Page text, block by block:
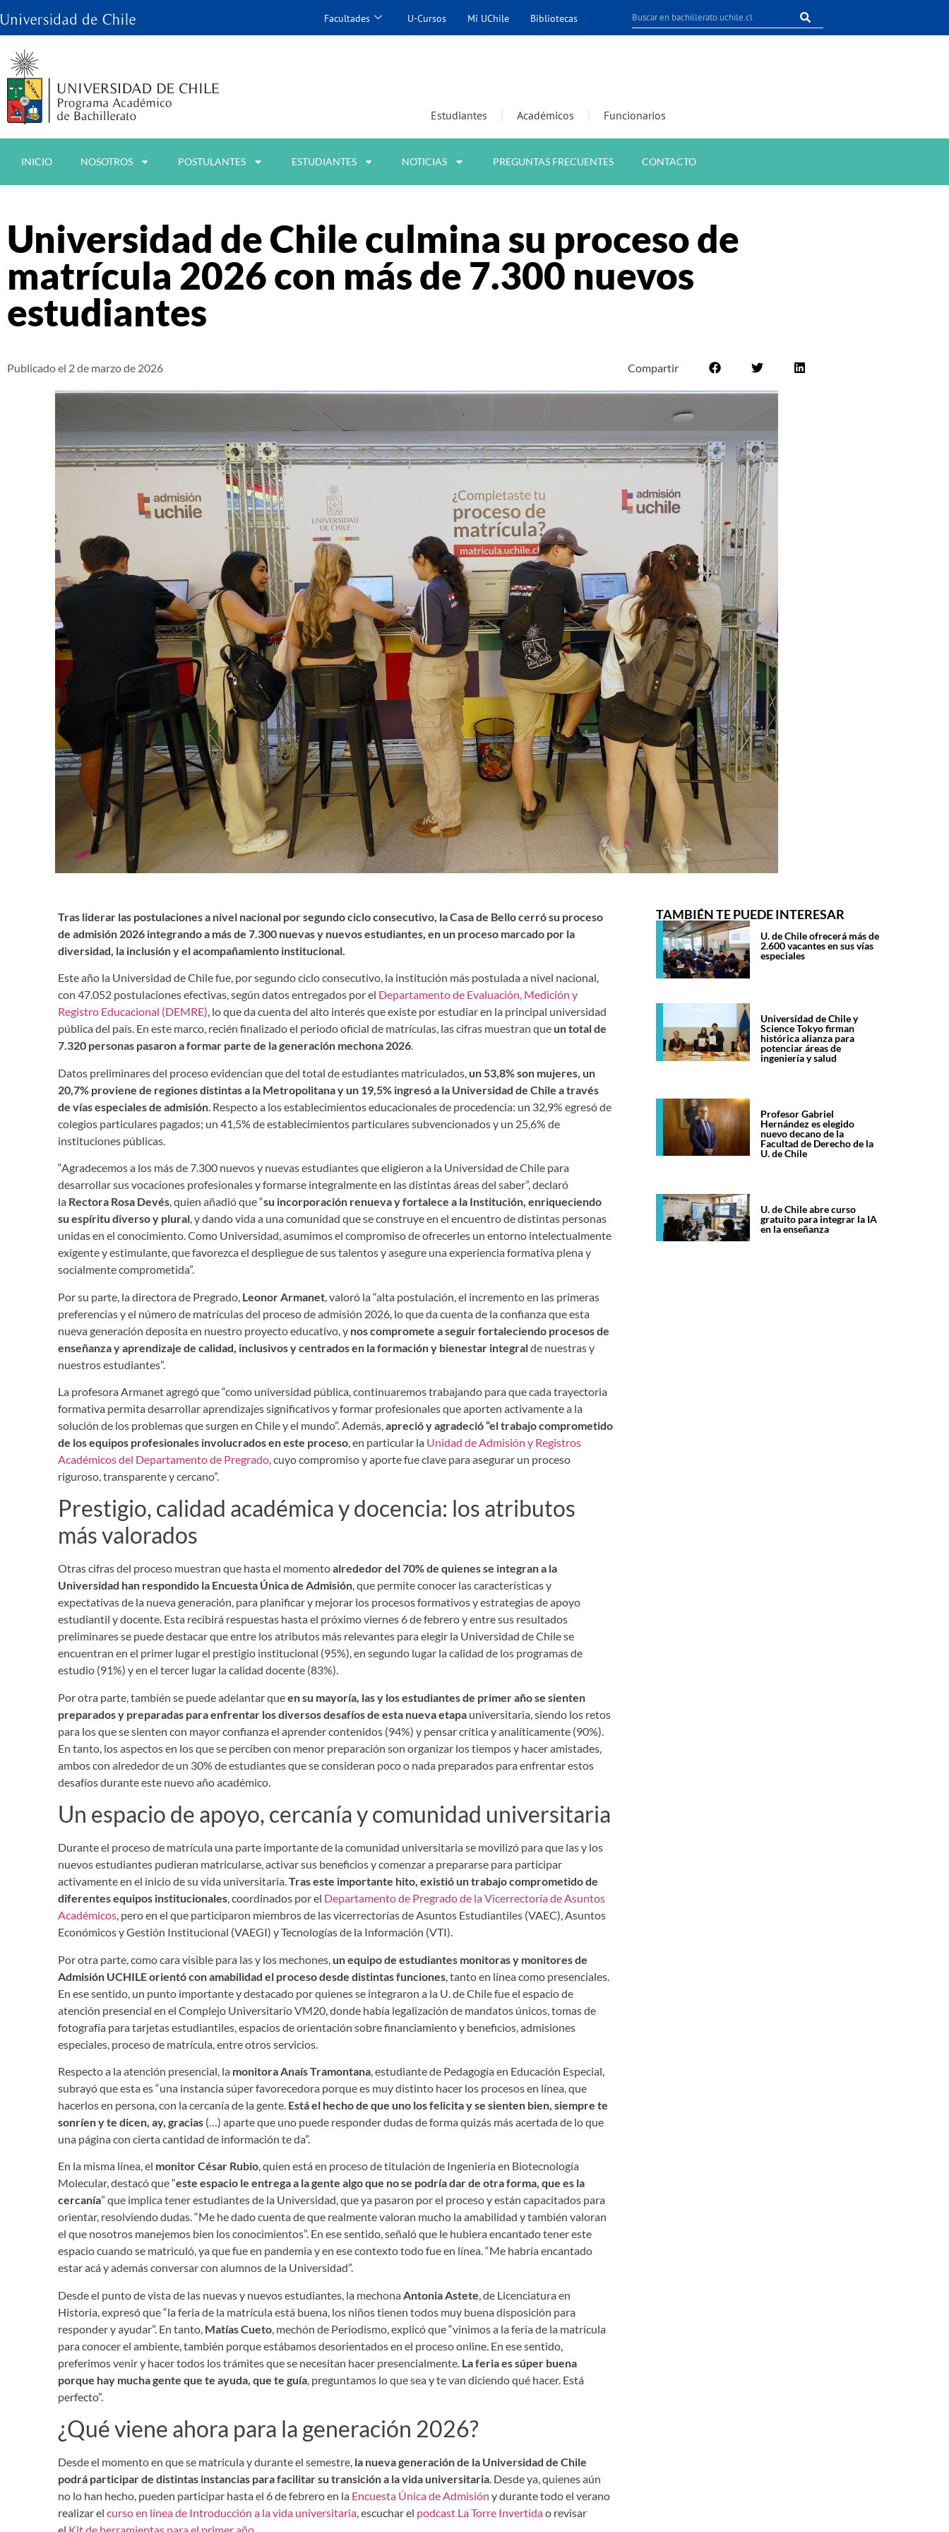
Facultades U-Cursos Mi UChile Bibliotecas
Estudiantes Académicos Funcionarios
INICIO NOSOTROS POSTULANTES ESTUDIANTES NOTICIAS PREGUNTAS FRECUENTES CONTACTO
Universidad de Chile culmina su proceso de
matrícula 2026 con más de 7.300 nuevos
estudiantes
Publicado el 2 de marzo de 2026 Compartir
Tras liderar las postulaciones a nivel nacional por segundo ciclo consecutivo, la Casa de Bello cerró su proceso
de admisión 2026 integrando a más de 7.300 nuevas y nuevos estudiantes, en un proceso marcado por la
diversidad, la inclusión y el acompañamiento institucional.
Este año la Universidad de Chile fue, por segundo ciclo consecutivo, la institución más postulada a nivel nacional,
con 47.052 postulaciones efectivas, según datos entregados por el Departamento de Evaluación, Medición y
Registro Educacional (DEMRE), lo que da cuenta del alto interés que existe por estudiar en la principal universidad
pública del país. En este marco, recién finalizado el periodo oficial de matrículas, las cifras muestran que un total de
7.320 personas pasaron a formar parte de la generación mechona 2026.
Datos preliminares del proceso evidencian que del total de estudiantes matriculados, un 53,8% son mujeres, un
20,7% proviene de regiones distintas a la Metropolitana y un 19,5% ingresó a la Universidad de Chile a través
de vías especiales de admisión. Respecto a los establecimientos educacionales de procedencia: un 32,9% egresó de
colegios particulares pagados; un 41,5% de establecimientos particulares subvencionados y un 25,6% de
instituciones públicas.
“Agradecemos a los más de 7.300 nuevos y nuevas estudiantes que eligieron a la Universidad de Chile para
desarrollar sus vocaciones profesionales y formarse integralmente en las distintas áreas del saber”, declaró
la Rectora Rosa Devés, quien añadió que “su incorporación renueva y fortalece a la Institución, enriqueciendo
su espíritu diverso y plural, y dando vida a una comunidad que se construye en el encuentro de distintas personas
unidas en el conocimiento. Como Universidad, asumimos el compromiso de ofrecerles un entorno intelectualmente
exigente y estimulante, que favorezca el despliegue de sus talentos y asegure una experiencia formativa plena y
socialmente comprometida”.
Por su parte, la directora de Pregrado, Leonor Armanet , valoró la “alta postulación, el incremento en las primeras
preferencias y el número de matrículas del proceso de admisión 2026, lo que da cuenta de la confianza que esta
nueva generación deposita en nuestro proyecto educativo, y nos compromete a seguir fortaleciendo procesos de
enseñanza y aprendizaje de calidad, inclusivos y centrados en la formación y bienestar integralde nuestras y
nuestros estudiantes”.
La profesora Armanet agregó que “como universidad pública, continuaremos trabajando para que cada trayectoria
formativa permita desarrollar aprendizajes significativos y formar profesionales que aporten activamente a la
solución de los problemas que surgen en Chile y el mundo”. Además,apreció y agradeció “el trabajo comprometido
de los equipos profesionales involucrados en este proceso, en particular la Unidad de Admisión y Registros
Académicos del Departamento de Pregrado, cuyo compromiso y aporte fue clave para asegurar un proceso
riguroso, transparente y cercano”.
Prestigio, calidad académica y docencia: los atributos
más valorados
Otras cifras del proceso muestran que hasta el momentoalrededor del 70% de quienes se integran a la
Universidad han respondido la Encuesta Única de Admisión, que permite conocer las características y
expectativas de la nueva generación, para planificar y mejorar los procesos formativos y estrategias de apoyo
estudiantil y docente. Esta recibirá respuestas hasta el próximo viernes 6 de febrero y entre sus resultados
preliminares se puede destacar que entre los atributos más relevantes para elegir la Universidad de Chile se
encuentran en el primer lugar el prestigio institucional (95%), en segundo lugar la calidad de los programas de
estudio (91%) y en el tercer lugar la calidad docente (83%).
Por otra parte, también se puede adelantar queen su mayoría, las y los estudiantes de primer año se sienten
preparados y preparadas para enfrentar los diversos desafíos de esta nueva etapa universitaria, siendo los retos
para los que se sienten con mayor confianza el aprender contenidos (94%) y pensar crítica y analíticamente (90%).
En tanto, los aspectos en los que se perciben con menor preparación son organizar los tiempos y hacer amistades,
ambos con alrededor de un 30% de estudiantes que se consideran poco o nada preparados para enfrentar estos
desafíos durante este nuevo año académico.
Un espacio de apoyo, cercanía y comunidad universitaria
Durante el proceso de matrícula una parte importante de la comunidad universitaria se movilizó para que las y los
nuevos estudiantes pudieran matricularse, activar sus beneficios y comenzar a prepararse para participar
activamente en el inicio de su vida universitaria.Tras este importante hito, existió un trabajo comprometido de
diferentes equipos institucionales, coordinados por el Departamento de Pregrado de la Vicerrectoría de Asuntos
Académicos, pero en el que participaron miembros de las vicerrectorías de Asuntos Estudiantiles (VAEC), Asuntos
Económicos y Gestión Institucional (VAEGI) y Tecnologías de la Información (VTI).
Por otra parte, como cara visible para las y los mechones, un equipo de estudiantes monitoras y monitores de
Admisión UCHILE orientó con amabilidad el proceso desde distintas funciones , tanto en línea como presenciales.
En ese sentido, un punto importante y destacado por quienes se integraron a la U. de Chile fue el espacio de
atención presencial en el Complejo Universitario VM20, donde había legalización de mandatos únicos, tomas de
fotografía para tarjetas estudiantiles, espacios de orientación sobre financiamiento y beneficios, admisiones
especiales, proceso de matrícula, entre otros servicios.
Respecto a la atención presencial, la monitora Anaís Tramontana, estudiante de Pedagogía en Educación Especial,
subrayó que esta es “una instancia súper favorecedora porque es muy distinto hacer los procesos en línea, que
hacerlos en persona, con la cercanía de la gente. Está el hecho de que uno los felicita y se sienten bien, siempre te
sonríen y te dicen, ay, gracias (…) aparte que uno puede responder dudas de forma quizás más acertada de lo que
una página con cierta cantidad de información te da”.
En la misma línea, el monitor César Rubio, quien está en proceso de titulación de Ingeniería en Biotecnología
Molecular, destacó que “este espacio le entrega a la gente algo que no se podría dar de otra forma, que es la
cercanía” que implica tener estudiantes de la Universidad, que ya pasaron por el proceso y están capacitados para
orientar, resolviendo dudas. “Me he dado cuenta de que realmente valoran mucho la amabilidad y también valoran
el que nosotros manejemos bien los conocimientos”. En ese sentido, señaló que le hubiera encantado tener este
espacio cuando se matriculó, ya que fue en pandemia y en ese contexto todo fue en línea. “Me habría encantado
estar acá y además conversar con alumnos de la Universidad”.
Desde el punto de vista de las nuevas y nuevos estudiantes, la mechona Antonia Astete , de Licenciatura en
Historia, expresó que “la feria de la matrícula está buena, los niños tienen todos muy buena disposición para
responder y ayudar”. En tanto, Matías Cueto , mechón de Periodismo, explicó que “vinimos a la feria de la matrícula
para conocer el ambiente, también porque estábamos desorientados en el proceso online. En ese sentido,
preferimos venir y hacer todos los trámites que se necesitan hacer presencialmente. La feria es súper buena
porque hay mucha gente que te ayuda, que te guía , preguntamos lo que sea y te van diciendo qué hacer. Está
perfecto”.
¿Qué viene ahora para la generación 2026?
Desde el momento en que se matricula y durante el semestre, la nueva generación de la Universidad de Chile
podrá participar de distintas instancias para facilitar su transición a la vida universitaria. Desde ya, quienes aún
no lo han hecho, pueden participar hasta el 6 de febrero en la Encuesta Única de Admisión y durante todo el verano
realizar el curso en línea de Introducción a la vida universitaria, escuchar el podcast La Torre Invertidao revisar
TAMBIÉN TE PUEDE INTERESAR
U. de Chile ofrecerá más de
2.600 vacantes en sus vías
especiales
Universidad de Chile y
Science Tokyo firman
histórica alianza para
potenciar áreas de
ingeniería y salud
Profesor Gabriel
Hernández es elegido
nuevo decano de la
Facultad de Derecho de la
U. de Chile
U. de Chile abre curso
gratuito para integrar la IA
en la enseñanza